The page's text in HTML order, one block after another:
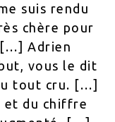
suis rendu
chère pour
Adrien
vous le dit
tout cru. […]
et du chiffre